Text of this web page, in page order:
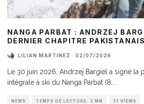
NANGA PARBAT : ANDRZEJ
DERNIER CHAPITRE PAKISTANAIS
LILIAN MARTINEZ · 02/07/2026
Le 30 juin 2026, Andrzej Bargiel a signé la
intégrale à ski du Nanga Parbat (8
NEWS TEMPS DE LECTURE: 3 MN 31 VIEWS